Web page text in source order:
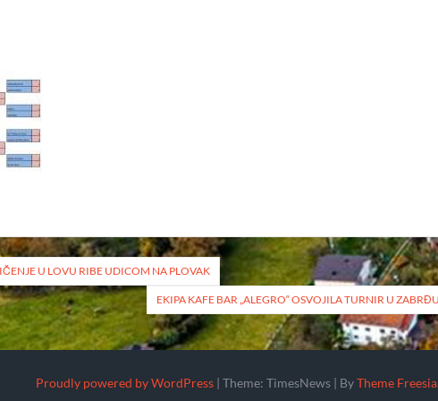
U LOVU RIBE UDICOM NA PLOVAK
EKIPA KAFE BAR „ALEGRO“ OSVOJILA TURNIR U
Proudly powered by WordPress | Theme: TimesNews | ByTheme Freesia